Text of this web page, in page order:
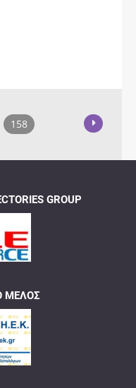
158
GROUP
ΜΈΛΟΣ